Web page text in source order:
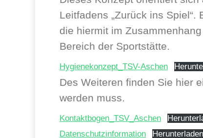
Leitfadens „Zurück ins
die hiermit im
Bereich der Sportstätte.
Hygienekonzept_TSV-Aschen
Des Weiteren finden Sie hier
werden muss.
Kontaktbogen_TSV_Aschen
Datenschutzinformation
Herunterladen